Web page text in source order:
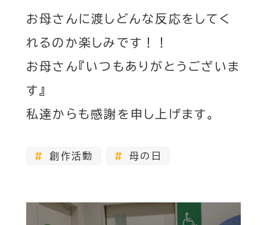
お母さんに渡しどんな反応をしてく
れるのか楽しみです！！
お母さん『いつもありがとうございま
す』
私達からも感謝を申し上げます。
創作活動 母の日